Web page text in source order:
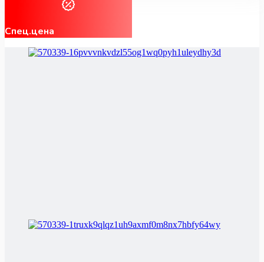
Спец.цена